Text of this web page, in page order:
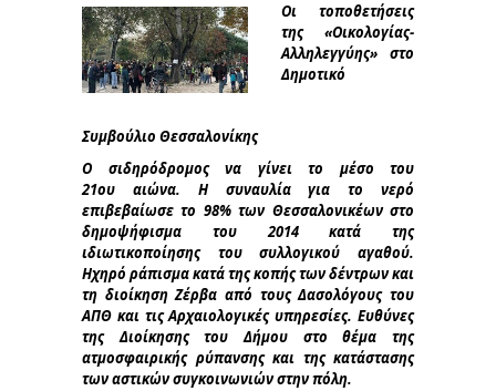
Οι τοποθετήσεις
της «Οικολογίας-
Αλληλεγγύης» στο
Δημοτικό
Συμβούλιο Θεσσαλονίκης
Ο σιδηρόδρομος να γίνει το μέσο του
21ου αιώνα. Η συναυλία για το νερό
επιβεβαίωσε το 98% των Θεσσαλονικέων στο
δημοψήφισμα του 2014 κατά της
ιδιωτικοποίησης του συλλογικού αγαθού.
Ηχηρό ράπισμα κατά της κοπής των δέντρων και
τη διοίκηση Ζέρβα από τους Δασολόγους του
ΑΠΘ και τις Αρχαιολογικές υπηρεσίες. Ευθύνες
της Διοίκησης του Δήμου στο θέμα της
ατμοσφαιρικής ρύπανσης και της κατάστασης
των αστικών συγκοινωνιών στην πόλη.